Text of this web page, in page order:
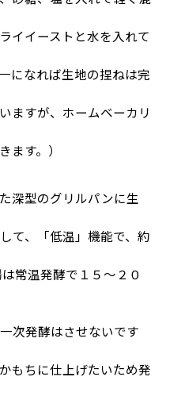
イーストと水を入れて
なれば生地の捏ねは完
ますが、ホームベーカリ
す。）
深型のグリルパンに生
、「低温」機能で、約
常温発酵で１５〜２０
発酵はさせないです
仕上げたいため発